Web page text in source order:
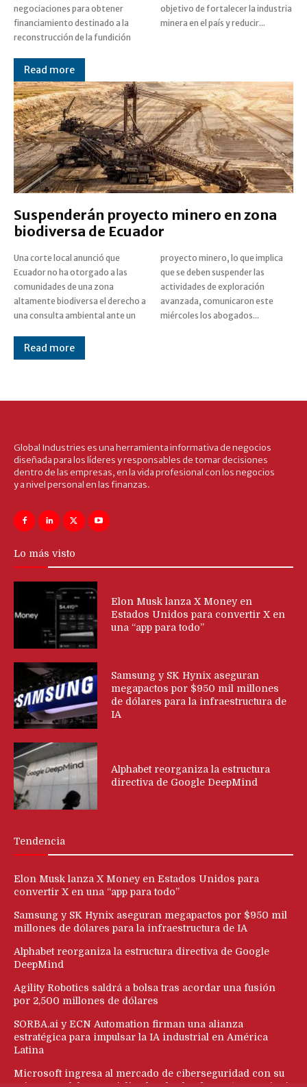
negociaciones para obtener
financiamiento destinado a la
reconstrucción de la fundición
objetivo de fortalecer la industria
minera en el país y reducir...
Read more
Suspenderán proyecto minero en zona
biodiversa de Ecuador
Una corte local anunció que
Ecuador no ha otorgado a las
comunidades de una zona
altamente biodiversa el derecho a
una consulta ambiental ante un
proyecto minero, lo que implica
que se deben suspender las
actividades de exploración
avanzada, comunicaron este
miércoles los abogados...
Read more
Global Industries es una herramienta informativa de negocios
diseñada para los líderes y responsables de tomar decisiones
dentro de las empresas, en la vida profesional con los negocios
y a nivel personal en las finanzas.
Lo más visto
Elon Musk lanza X Money en
Estados Unidos para convertir X en
una “app para todo”
Samsung y SK Hynix aseguran
megapactos por $950 mil millones
de dólares para la infraestructura de
IA
Alphabet reorganiza la estructura
directiva de Google DeepMind
Tendencia
Elon Musk lanza X Money en Estados Unidos para
convertir X en una “app para todo”
Samsung y SK Hynix aseguran megapactos por $950 mil
millones de dólares para la infraestructura de IA
Alphabet reorganiza la estructura directiva de Google
DeepMind
Agility Robotics saldrá a bolsa tras acordar una fusión
por 2,500 millones de dólares
SORBA.ai y ECN Automation firman una alianza
estratégica para impulsar la IA industrial en América
Latina
Microsoft ingresa al mercado de ciberseguridad con su